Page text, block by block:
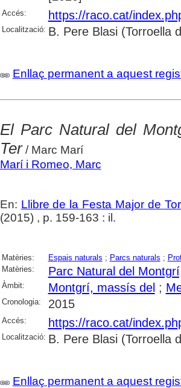
Accés: https://raco.cat/
Localització: B. Pere Blasi (Torroella
Enllaç permanent a aquest
El Parc Natural del
Ter/ Marc Marí
Marí i Romeo, Marc
En: Llibre de la Festa Major de
(2015) , p. 159-163 : il.
Matèries: Espais naturals ; Parcs naturals ;
Matèries:
Parc Natural del
Àmbit: Montgrí, massís del;
Cronologia: 2015
Accés: https://raco.cat/
Localització: B. Pere Blasi (Torroella
Enllaç permanent a aquest